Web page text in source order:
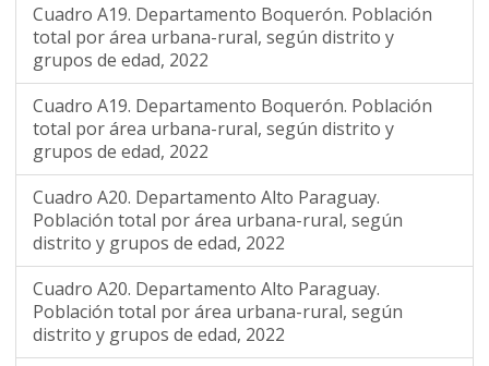
Cuadro A19. Departamento Boquerón. Población
total por área urbana-rural, según distrito y
grupos de edad, 2022
Cuadro A19. Departamento Boquerón. Población
total por área urbana-rural, según distrito y
grupos de edad, 2022
Cuadro A20. Departamento Alto Paraguay.
Población total por área urbana-rural, según
distrito y grupos de edad, 2022
Cuadro A20. Departamento Alto Paraguay.
Población total por área urbana-rural, según
distrito y grupos de edad, 2022